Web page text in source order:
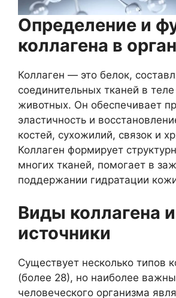
Определение и
коллагена в
Коллаген — это белок,
соединительных тканей в
животных. Он обеспечивает
эластичность и
костей, сухожилий, связок и
Коллаген формирует
многих тканей, помогает в
поддержании гидратации
Виды коллагена
источники
Существует несколько типов
(более 28), но наиболее
человеческого организма